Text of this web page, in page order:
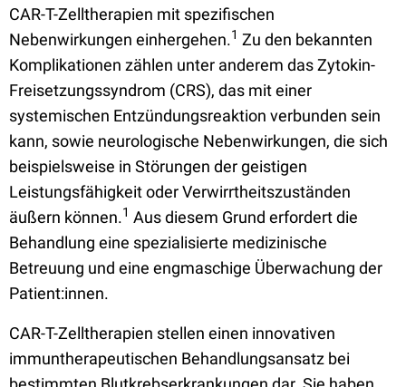
CAR-T-Zelltherapien mit spezifischen
Nebenwirkungen einhergehen.1 Zu den bekannten
Komplikationen zählen unter anderem das Zytokin-
Freisetzungssyndrom (CRS), das mit einer
systemischen Entzündungsreaktion verbunden sein
kann, sowie neurologische Nebenwirkungen, die sich
beispielsweise in Störungen der geistigen
Leistungsfähigkeit oder Verwirrtheitszuständen
äußern können.1 Aus diesem Grund erfordert die
Behandlung eine spezialisierte medizinische
Betreuung und eine engmaschige Überwachung der
Patient:innen.
CAR-T-Zelltherapien stellen einen innovativen
immuntherapeutischen Behandlungsansatz bei